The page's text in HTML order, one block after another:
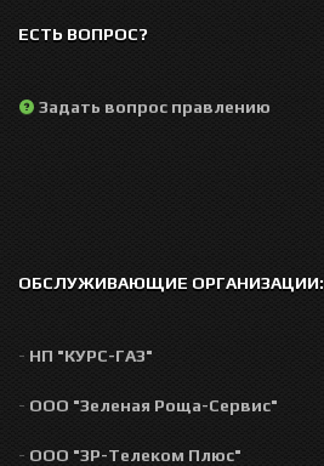
ЕСТЬ ВОПРОС?
Задать вопрос правлению
ОБСЛУЖИВАЮЩИЕ ОРГАНИЗАЦИИ:
- НП "КУРС-ГАЗ"
- ООО "Зеленая Роща-Сервис"
- ООО "ЗР-Телеком Плюс"